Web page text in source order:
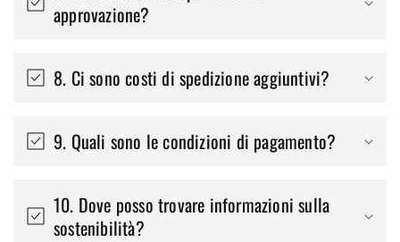
approvazione?
8. Ci sono costi di spedizione aggiuntivi?
9. Quali sono le condizioni di pagamento?
10. Dove posso trovare informazioni sulla
sostenibilità?